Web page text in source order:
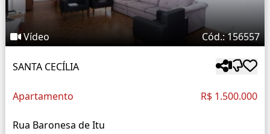
Vídeo Cód.: 156557
SANTA CECÍLIA
Apartamento R$ 1.500.000
Rua Baronesa de Itu